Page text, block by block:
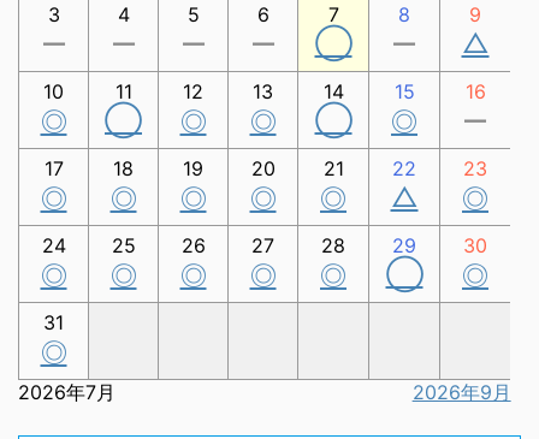
3
ー
4
ー
5
ー
6
ー
7
◯
8
ー
9
△
10
◎
11
◯
12
◎
13
◎
14
◯
15
◎
16
ー
17
◎
18
◎
19
◎
20
◎
21
◎
22
△
23
◎
24
◎
25
◎
26
◎
27
◎
28
◎
29
◯
30
◎
31
◎
2026年7月 2026年9月